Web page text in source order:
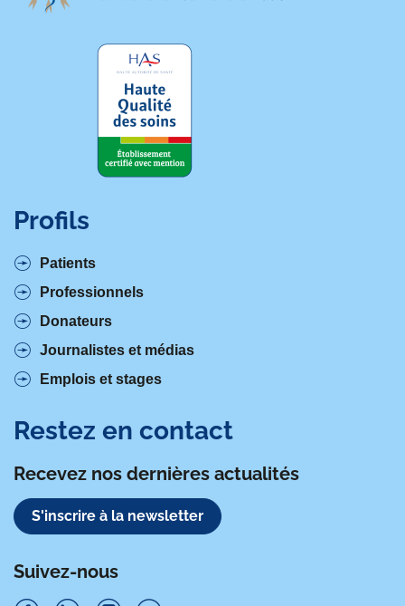
Profils
Patients
Professionnels
Donateurs
Journalistes et médias
Emplois et stages
Restez en contact
Recevez nos dernières actualités
S'inscrire à la newsletter
Suivez-nous